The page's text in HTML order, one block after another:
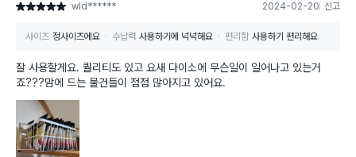
별점 5점 wld****** 2024-02-20 신고
사이즈 정사이즈에요 수납력 사용하기에 넉넉해요 편리함 사용하기 편리해요
잘 사용할게요. 퀄리티도 있고 요새 다이소에 무슨일이 일어나고 있는거
죠???맘에 드는 물건들이 점점 많아지고 있어요.